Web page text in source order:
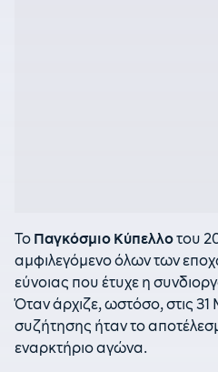
Το Παγκόσμιο Κύπελλοτου
αμφιλεγόμενο όλων των
εύνοιας που έτυχε η
Όταν άρχιζε, ωστόσο, στις
συζήτησης ήταν το
εναρκτήριο αγώνα.